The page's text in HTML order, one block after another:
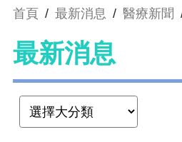
首頁 / 最新消息 / 醫療新聞
最新消息